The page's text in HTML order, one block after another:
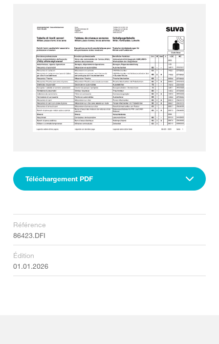
Téléchargement PDF
Référence
86423.DFI
Édition
01.01.2026